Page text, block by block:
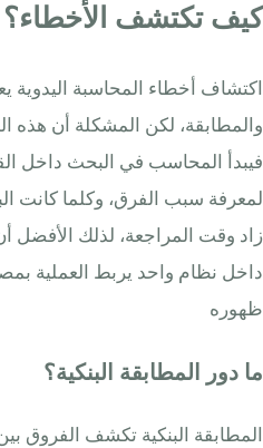
كيف تكتشف الأخطاء؟
اكتشاف أخطاء المحاسبة اليدوية
والمطابقة، لكن المشكلة أن هذه
فيبدأ المحاسب في البحث داخل
لمعرفة سبب الفرق، وكلما كانت
زاد وقت المراجعة، لذلك الأفضل
داخل نظام واحد يربط العملية
ظهوره
ما دور المطابقة البنكية؟
المطابقة البنكية تكشف الفروق